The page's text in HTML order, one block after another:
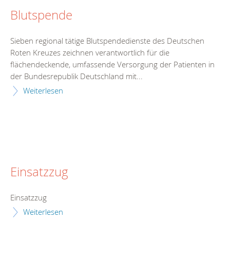
Blutspende
Sieben regional tätige Blutspendedienste des Deutschen
Roten Kreuzes zeichnen verantwortlich für die
flächendeckende, umfassende Versorgung der Patienten in
der Bundesrepublik Deutschland mit...
Weiterlesen
Einsatzzug
Einsatzzug
Weiterlesen